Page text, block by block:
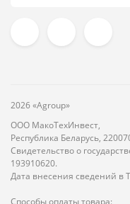
2026 «Agroup»
ООО МакоТехИнвест,
Республика Беларусь,
Свидетельство о
193910620.
Дата внесения сведений в
Способы оплаты товара: